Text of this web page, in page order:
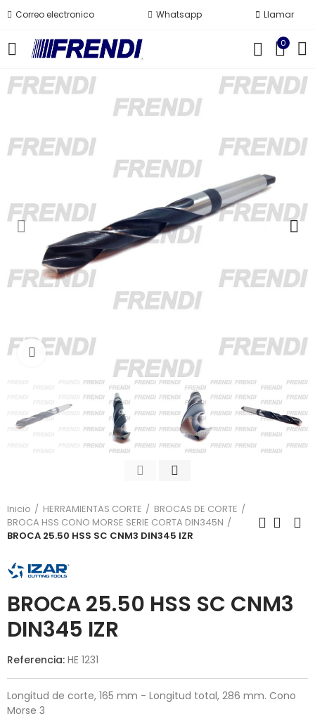
Correo electronico Whatsapp Llamar
0
Click para agrandar
Inicio HERRAMIENTAS CORTE
BROCAS DE CORTE
BROCA HSS CONO MORSE SERIE CORTA DIN345N
BROCA 25.50 HSS SC CNM3 DIN345 IZR
BROCA 25.50 HSS SC CNM3
DIN345 IZR
Referencia: HE 1231
Longitud de corte, 165 mm - Longitud total, 286 mm. Cono
Morse 3